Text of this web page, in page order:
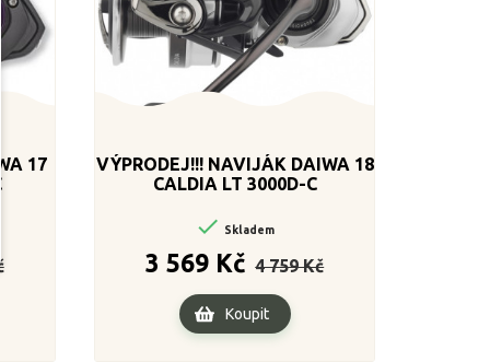
17
VÝPRODEJ!!! NAVIJÁK DAIWA 18
CALDIA LT 3000D-C
 Skladem
3 569 Kč
cena
4 759 Kč
Koupit